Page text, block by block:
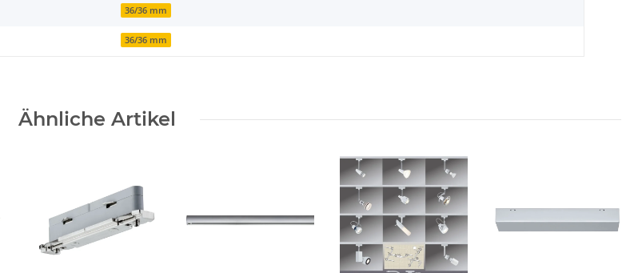
36/36 mm
36/36 mm
Ähnliche Artikel